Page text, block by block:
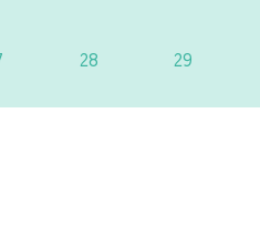
28 29